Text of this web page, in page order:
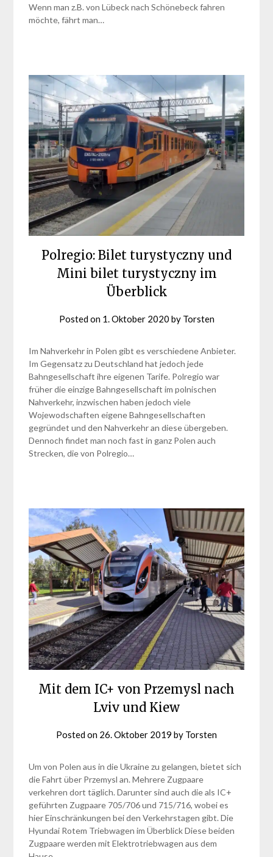
Wenn man z.B. von Lübeck nach Schönebeck fahren
möchte, fährt man…
Polregio: Bilet turystyczny und
Mini bilet turystyczny im
Überblick
Posted on 1. Oktober 2020 by Torsten
Im Nahverkehr in Polen gibt es verschiedene Anbieter.
Im Gegensatz zu Deutschland hat jedoch jede
Bahngesellschaft ihre eigenen Tarife. Polregio war
früher die einzige Bahngesellschaft im polnischen
Nahverkehr, inzwischen haben jedoch viele
Wojewodschaften eigene Bahngesellschaften
gegründet und den Nahverkehr an diese übergeben.
Dennoch findet man noch fast in ganz Polen auch
Strecken, die von Polregio…
Mit dem IC+ von Przemysl nach
Lviv und Kiew
Posted on 26. Oktober 2019 by Torsten
Um von Polen aus in die Ukraine zu gelangen, bietet sich
die Fahrt über Przemysl an. Mehrere Zugpaare
verkehren dort täglich. Darunter sind auch die als IC+
geführten Zugpaare 705/706 und 715/716, wobei es
hier Einschränkungen bei den Verkehrstagen gibt. Die
Hyundai Rotem Triebwagen im Überblick Diese beiden
Zugpaare werden mit Elektrotriebwagen aus dem